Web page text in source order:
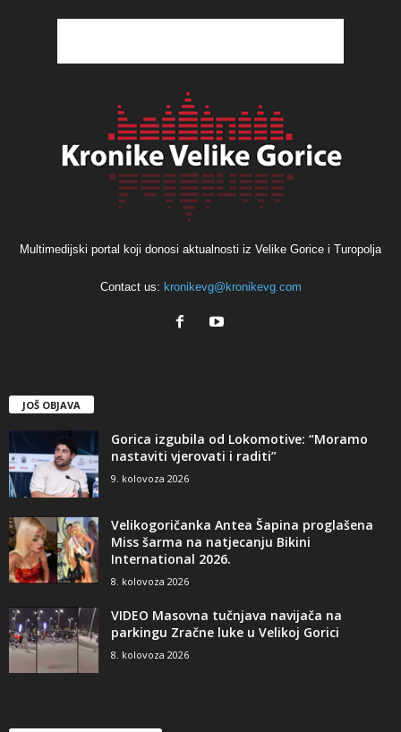
Multimedijski portal koji donosi aktualnosti iz Velike Gorice i Turopolja
Contact us: kronikevg@kronikevg.com
JOŠ OBJAVA
Gorica izgubila od Lokomotive: “Moramo
nastaviti vjerovati i raditi”
9. kolovoza 2026
Velikogoričanka Antea Šapina proglašena
Miss šarma na natjecanju Bikini
International 2026.
8. kolovoza 2026
VIDEO Masovna tučnjava navijača na
parkingu Zračne luke u Velikoj Gorici
8. kolovoza 2026